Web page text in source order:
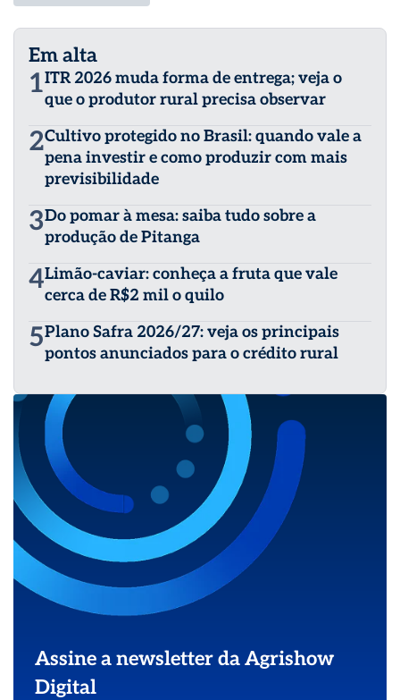
Em alta
1ITR 2026 muda forma de entrega; veja o
que o produtor rural precisa observar
2Cultivo protegido no Brasil: quando vale a
pena investir e como produzir com mais
previsibilidade
3Do pomar à mesa: saiba tudo sobre a
produção de Pitanga
4Limão-caviar: conheça a fruta que vale
cerca de R$2 mil o quilo
5Plano Safra 2026/27: veja os principais
pontos anunciados para o crédito rural
Assine a newsletter da Agrishow
Digital